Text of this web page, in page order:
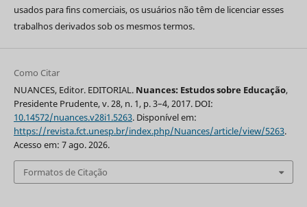
usados para fins comerciais, os usuários não têm de licenciar esses
trabalhos derivados sob os mesmos termos.
Como Citar
NUANCES, Editor. EDITORIAL. Nuances: Estudos sobre Educação,
Presidente Prudente, v. 28, n. 1, p. 3–4, 2017. DOI:
10.14572/nuances.v28i1.5263. Disponível em:
https://revista.fct.unesp.br/index.php/Nuances/article/view/5263.
Acesso em: 7 ago. 2026.
Formatos de Citação